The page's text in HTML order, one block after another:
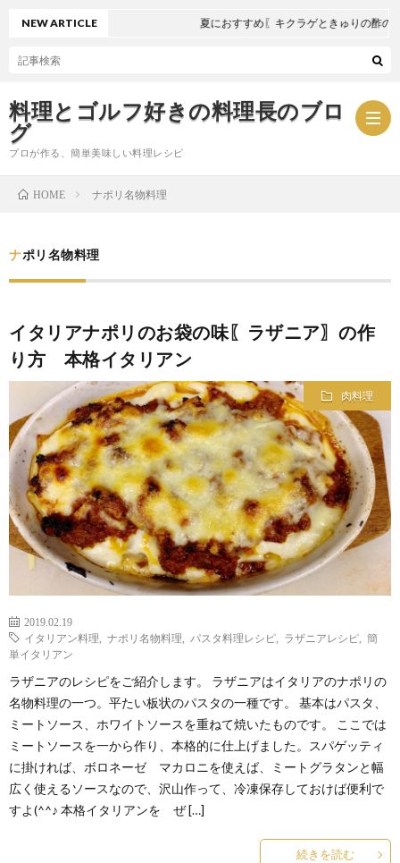
料理とゴルフ好きの料理長のブロ
グ
プロが作る、簡単美味しい料理レシピ
わ
せ
バ
シ
ー
NEW ARTICLE 夏におすすめ〖キクラゲときゅりの酢の物〗
HOME ナポリ名物料理
ナポリ名物料理
イタリアナポリのお袋の味〖ラザニア〗の作
り方 本格イタリアン
肉料理
2019.02.19
イタリアン料理
ナポリ名物料理 パスタ料理レシピ ラザニアレシピ
簡
単イタリアン
ラザニアのレシピをご紹介します。 ラザニアはイタリアのナポリの
名物料理の一つ。平たい板状のパスタの一種です。 基本はパスタ、
ミートソース、ホワイトソースを重ねて焼いたものです。 ここでは
ミートソースを一から作り、本格的に仕上げました。スパゲッティ
に掛ければ、ボロネーゼ マカロニを使えば、ミートグラタンと幅
広く使えるソースなので、沢山作って、冷凍保存しておけば便利で
すよ(^^♪ 本格イタリアンを ぜ […]
続きを読む